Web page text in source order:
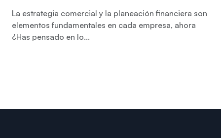
La estrategia comercial y la planeación financiera son
elementos fundamentales en cada empresa, ahora
¿Has pensado en lo...